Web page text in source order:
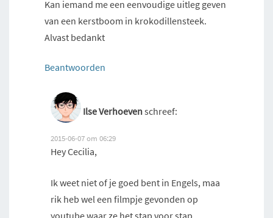
Kan iemand me een eenvoudige uitleg geven
van een kerstboom in krokodillensteek.
Alvast bedankt
Beantwoorden
Ilse Verhoevenschreef:
2015-06-07 om 06:29
Hey Cecilia,
Ik weet niet of je goed bent in Engels, maa
rik heb wel een filmpje gevonden op
youtube waar ze het stap voor stap